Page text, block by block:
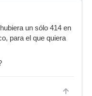
un sólo 414 en
para el que quiera